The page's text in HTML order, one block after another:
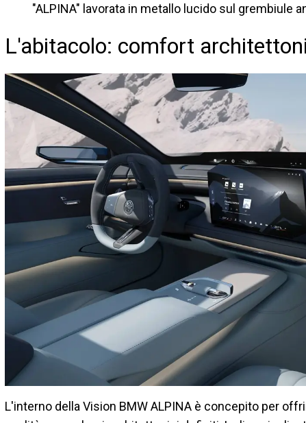
"ALPINA" lavorata in metallo lucido sul grembiule
L'abitacolo: comfort
L'interno della Vision BMW ALPINA è concepito per